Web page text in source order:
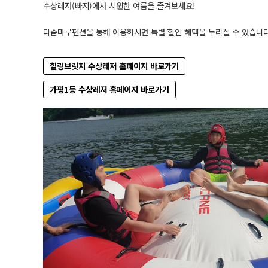
수상레저(빠지)에서 시원한 여름을 즐겨보세요!
다솜마루펜션을 통해 이용하시면 특별 할인 혜택을 누리실 수 있습니
힐링브릿지 수상레저 홈페이지 바로가기
가평1등 수상레저 홈페이지 바로가기